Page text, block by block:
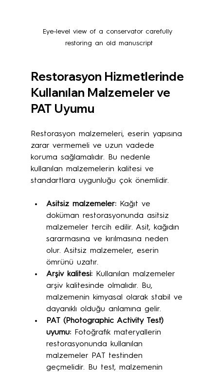
Eye-level view of a conservator carefully
restoring an old manuscript
Restorasyon Hizmetlerinde
Kullanılan Malzemeler ve
PAT Uyumu
Restorasyon malzemeleri, eserin yapısına
zarar vermemeli ve uzun vadede
koruma sağlamalıdır. Bu nedenle
kullanılan malzemelerin kalitesi ve
standartlara uygunluğu çok önemlidir.
Asitsiz malzemeler: Kağıt ve
doküman restorasyonunda asitsiz
malzemeler tercih edilir. Asit, kağıdın
sararmasına ve kırılmasına neden
olur. Asitsiz malzemeler, eserin
ömrünü uzatır.
Arşiv kalitesi: Kullanılan malzemeler
arşiv kalitesinde olmalıdır. Bu,
malzemenin kimyasal olarak stabil ve
dayanıklı olduğu anlamına gelir.
PAT (Photographic Activity Test)
uyumu: Fotoğrafik materyallerin
restorasyonunda kullanılan
malzemeler PAT testinden
geçmelidir. Bu test, malzemenin